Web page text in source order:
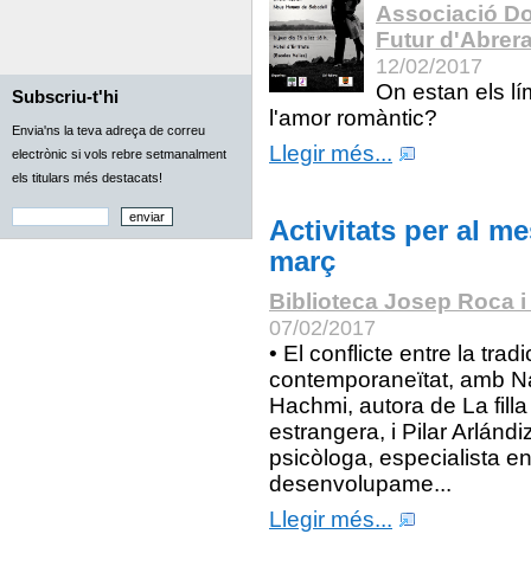
Subscriu-t'hi
Envia'ns la teva adreça de correu
electrònic si vols rebre setmanalment
els titulars més destacats!
Associació
Futur
12/02/2017
On estan els
l'amor romàntic?
Llegir més...
Activitats per al
març
Biblioteca Josep Roca
07/02/2017
• El conflicte entre la
contemporaneïtat, amb
Hachmi, autora de La filla
estrangera, i Pilar
psicòloga, especialista en
desenvolupame...
Llegir més...